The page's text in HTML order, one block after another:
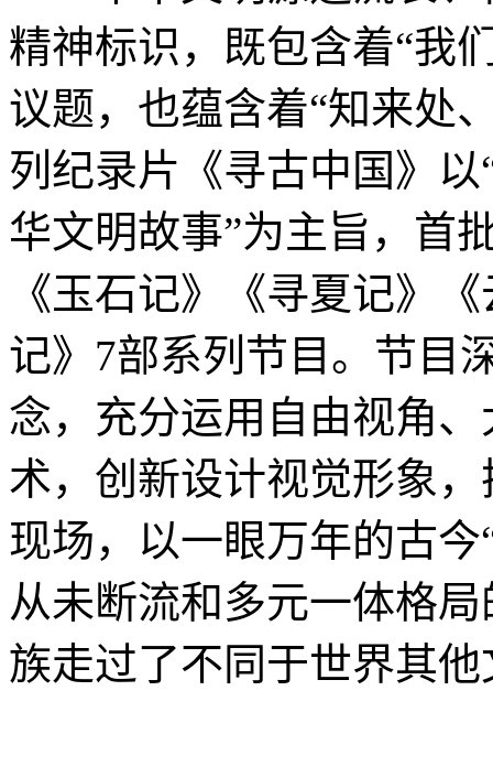
精神标识，既包含着“我
议题，也蕴含着“知来处
列纪录片《寻古中国》
华文明故事”为主旨，首
《玉石记》《寻夏记》
记》7部系列节目。节目
念，充分运用自由视角
术，创新设计视觉形象
现场，以一眼万年的古
从未断流和多元一体格
族走过了不同于世界其